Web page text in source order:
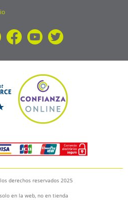
derechos reservados 2025
en la web, no en tienda